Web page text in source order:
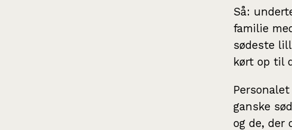
Så:
familie
sødeste
kørt op til
ganske
og de, der